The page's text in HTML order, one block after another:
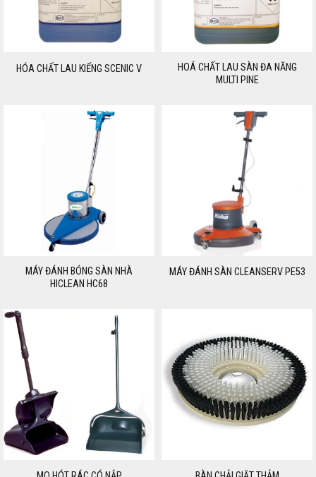
HÓA CHẤT LAU KIẾNG SCENIC V
HOÁ CHẤT LAU SÀN ĐA NĂNG
MULTI PINE
MÁY ĐÁNH BÓNG SÀN NHÀ
HICLEAN HC68
MÁY ĐÁNH SÀN CLEANSERV PE53